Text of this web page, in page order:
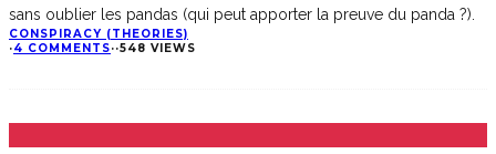
sans oublier les pandas (qui peut apporter la preuve du panda ?).
CONSPIRACY (THEORIES)
·4 COMMENTS··548 VIEWS